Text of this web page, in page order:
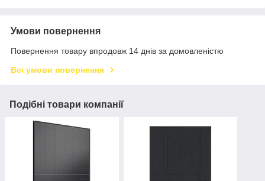
Умови повернення
Повернення товару впродовж 14 днів за домовленістю
Всі умови повернення
Подібні товари компанії